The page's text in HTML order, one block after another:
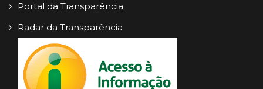
Portal da Transparência
Radar da Transparência